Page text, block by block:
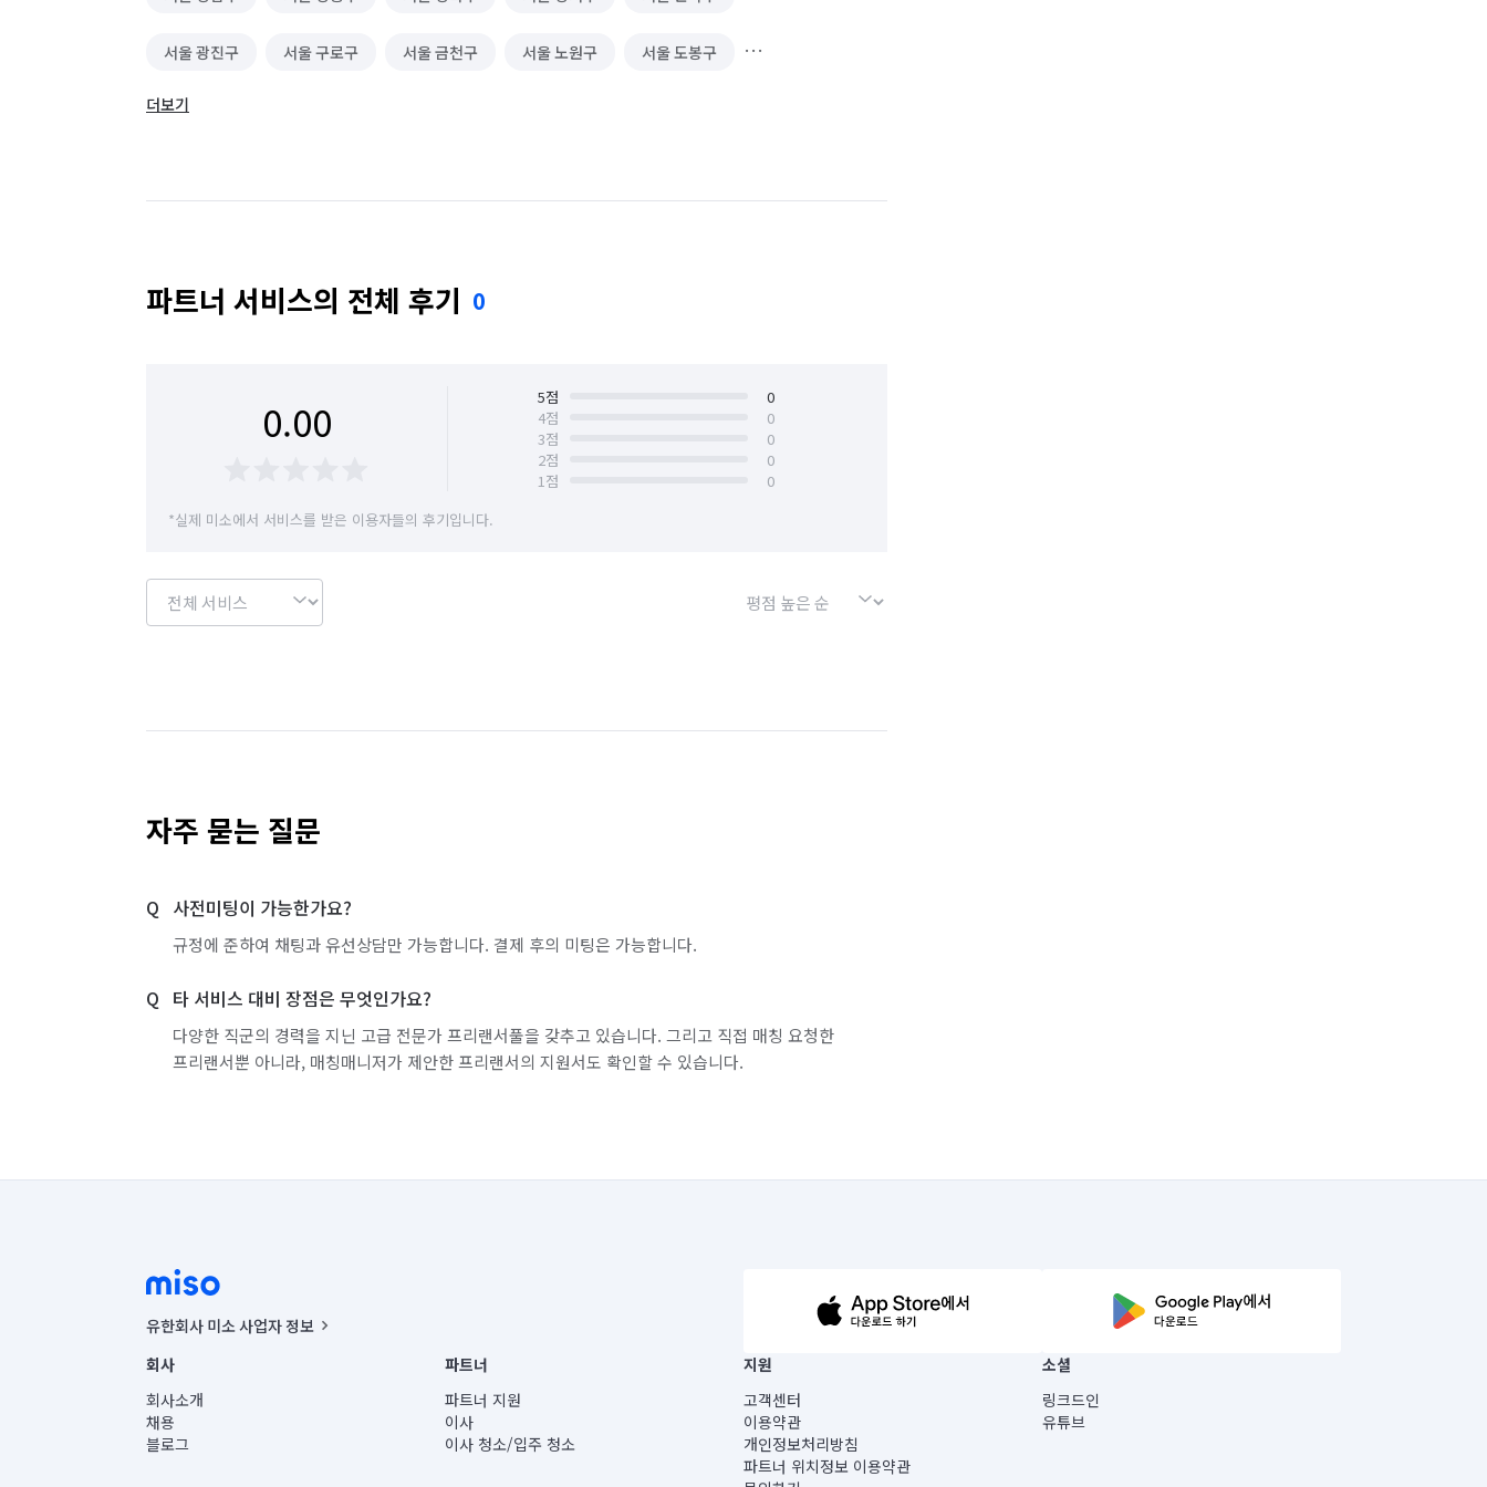
서울 광진구 서울 구로구 서울 금천구 서울 노원구 서울 도봉구
서울 동대문구
더보기
파트너 서비스의 전체 후기 0
0.00 5점
0
4점
0
3점
0
2점
0
1점
0
*실제 미소에서 서비스를 받은 이용자들의 후기입니다.
자주 묻는 질문
사전미팅이 가능한가요?
규정에 준하여 채팅과 유선상담만 가능합니다. 결제 후의 미팅은 가능합니다.
타 서비스 대비 장점은 무엇인가요?
다양한 직군의 경력을 지닌 고급 전문가 프리랜서풀을 갖추고 있습니다. 그리고 직접 매칭 요청한
프리랜서뿐 아니라, 매칭매니저가 제안한 프리랜서의 지원서도 확인할 수 있습니다.
유한회사 미소 사업자 정보
사업자등록번호 : 291-87-00271 | 인허가번호 : 2016-3220163-14-5-00019 |
통신판매신고번호 : 2024-서울종로-1400(공정거래위원회 정보) |
대표이사 : CHING VICTOR COLUMBIA RHEE
주소 | 본사: 서울특별시 종로구 율곡로 6(중학동, 트윈트리빌딩) B동 5층
컨택센터 : 서울특별시 종로구 수송동 율곡로 24, 7층, 8층 미소
회사
회사소개
채용
블로그
파트너
파트너 지원
이사
이사 청소/입주 청소
지원
고객센터
이용약관
개인정보처리방침
파트너 위치정보 이용약관
소셜
링크드인
유튜브